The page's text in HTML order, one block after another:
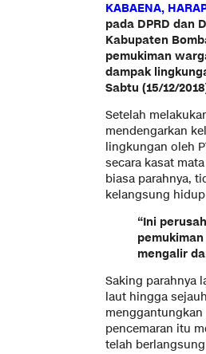
KABAENA,
pada DPRD dan
Kabupaten
pemukiman
dampak
Sabtu (15/12/
Setelah
mendengarkan
lingkungan oleh
secara kasat
biasa parahnya,
kelangsung
“Ini
mengalir
Saking parahnya
laut hingga
pencemaran itu
telah